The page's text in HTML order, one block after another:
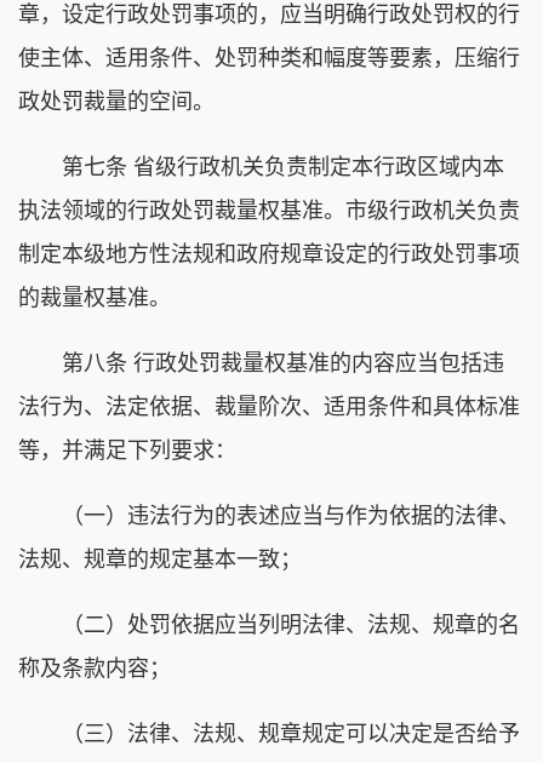
章，设定行政处罚事项的，应当明确行政处罚权的行
使主体、适用条件、处罚种类和幅度等要素，压缩行
政处罚裁量的空间。
第七条 省级行政机关负责制定本行政区域内本
执法领域的行政处罚裁量权基准。市级行政机关负责
制定本级地方性法规和政府规章设定的行政处罚事项
的裁量权基准。
第八条 行政处罚裁量权基准的内容应当包括违
法行为、法定依据、裁量阶次、适用条件和具体标准
等，并满足下列要求：
（一）违法行为的表述应当与作为依据的法律、
法规、规章的规定基本一致；
（二）处罚依据应当列明法律、法规、规章的名
称及条款内容；
（三）法律、法规、规章规定可以决定是否给予